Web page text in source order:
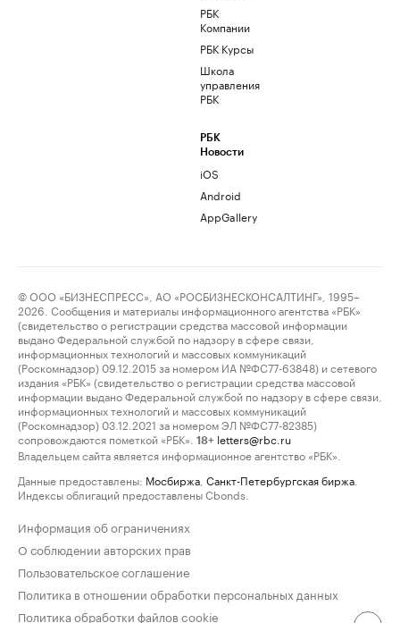
РБК
Компании
РБК Курсы
Школа
управления
РБК
РБК
Новости
iOS
Android
AppGallery
© ООО «БИЗНЕСПРЕСС», АО «РОСБИЗНЕСКОНСАЛТИНГ», 1995–
2026. Сообщения и материалы информационного агентства «РБК»
(свидетельство о регистрации средства массовой информации
выдано Федеральной службой по надзору в сфере связи,
информационных технологий и массовых коммуникаций
(Роскомнадзор) 09.12.2015 за номером ИА №ФС77-63848) и сетевого
издания «РБК» (свидетельство о регистрации средства массовой
информации выдано Федеральной службой по надзору в сфере связи,
информационных технологий и массовых коммуникаций
(Роскомнадзор) 03.12.2021 за номером ЭЛ №ФС77-82385)
сопровождаются пометкой «РБК».
18+ letters@rbc.ru
Владельцем сайта является информационное агентство «РБК».
Данные предоставлены: Мосбиржа Санкт-Петербургская биржа
Индексы облигаций предоставлены Cbonds.
Информация об ограничениях
О соблюдении авторских прав
Пользовательское соглашение
Политика в отношении обработки персональных данных
Политика обработки файлов cookie